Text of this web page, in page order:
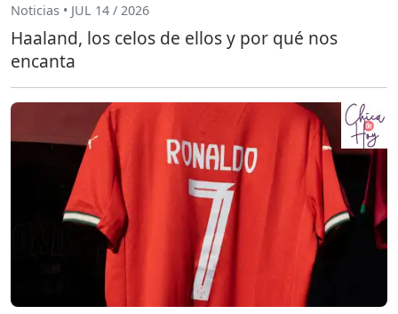
Noticias • JUL 14 / 2026
Haaland, los celos de ellos y por qué nos
encanta